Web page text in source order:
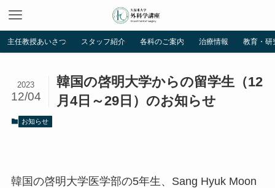
主任教授あいさつ スタッフ紹介 各科のご案内 治療情報 教育・研
韓国の啓明大学からの留学生（12
月4日～29日）のお知らせ
2023
12/04
お知らせ
韓国の啓明大学医学部の5年生、Sang Hyuk Moon